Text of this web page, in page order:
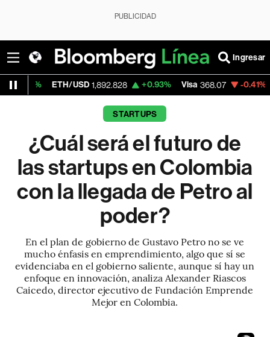
PUBLICIDAD
Ingresar
ETH/USD 1,892.828 +0.93% Visa 368.07 -0.41%
STARTUPS
¿Cuál será el futuro de
las startups en Colombia
con la llegada de Petro al
poder?
En el plan de gobierno de Gustavo Petro no se ve
mucho énfasis en emprendimiento, algo que sí se
evidenciaba en el gobierno saliente, aunque sí hay un
enfoque en innovación, analiza Alexander Riascos
Caicedo, director ejecutivo de Fundación Emprende
Mejor en Colombia.